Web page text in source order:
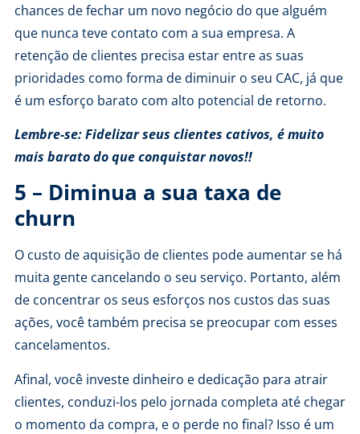
chances de fechar um novo negócio do que alguém
que nunca teve contato com a sua empresa. A
retenção de clientes precisa estar entre as suas
prioridades como forma de diminuir o seu CAC, já que
é um esforço barato com alto potencial de retorno.
Lembre-se: Fidelizar seus clientes cativos, é muito
mais barato do que conquistar novos!!
5 – Diminua a sua taxa de
churn
O custo de aquisição de clientes pode aumentar se há
muita gente cancelando o seu serviço. Portanto, além
de concentrar os seus esforços nos custos das suas
ações, você também precisa se preocupar com esses
cancelamentos.
Afinal, você investe dinheiro e dedicação para atrair
clientes, conduzi-los pelo jornada completa até chegar
o momento da compra, e o perde no final? Isso é um